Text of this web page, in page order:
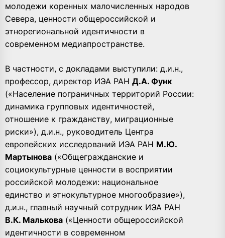
молодежи коренных малочисленных народов
Севера, ценности общероссийской и
этнорегиональной идентичности в
современном медиапространстве.
В частности, с докладами выступили: д.и.н.,
профессор, директор ИЭА РАН Д.А. Функ
(«Население пограничных территорий России:
динамика групповых идентичностей,
отношение к гражданству, миграционные
риски»), д.и.н., руководитель Центра
европейских исследований ИЭА РАН М.Ю.
Мартынова («Общегражданские и
социокультурные ценности в восприятии
российской молодежи: национальное
единство и этнокультурное многообразие»),
д.и.н., главный научный сотрудник ИЭА РАН
В.К. Малькова («Ценности общероссийской
идентичности в современном